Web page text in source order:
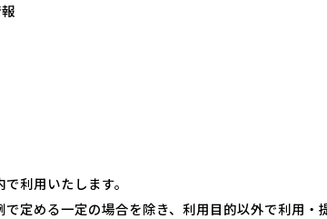
利用いたします。
定める一定の場合を除き、利用目的以外で利用・